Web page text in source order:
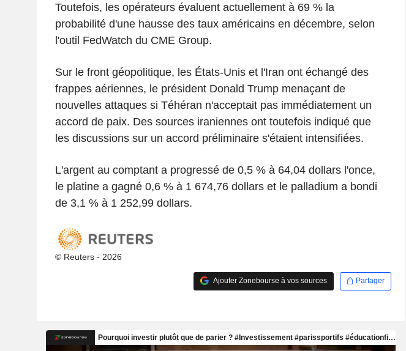
Toutefois, les opérateurs évaluent actuellement à 69 % la
probabilité d'une hausse des taux américains en décembre, selon
l'outil FedWatch du CME Group.
Sur le front géopolitique, les États-Unis et l'Iran ont échangé des
frappes aériennes, le président Donald Trump menaçant de
nouvelles attaques si Téhéran n'acceptait pas immédiatement un
accord de paix. Des sources iraniennes ont toutefois indiqué que
les discussions sur un accord préliminaire s'étaient intensifiées.
L'argent au comptant a progressé de 0,5 % à 64,04 dollars l'once,
le platine a gagné 0,6 % à 1 674,76 dollars et le palladium a bondi
de 3,1 % à 1 252,99 dollars.
© Reuters - 2026
Ajouter Zonebourse à vos sources Partager